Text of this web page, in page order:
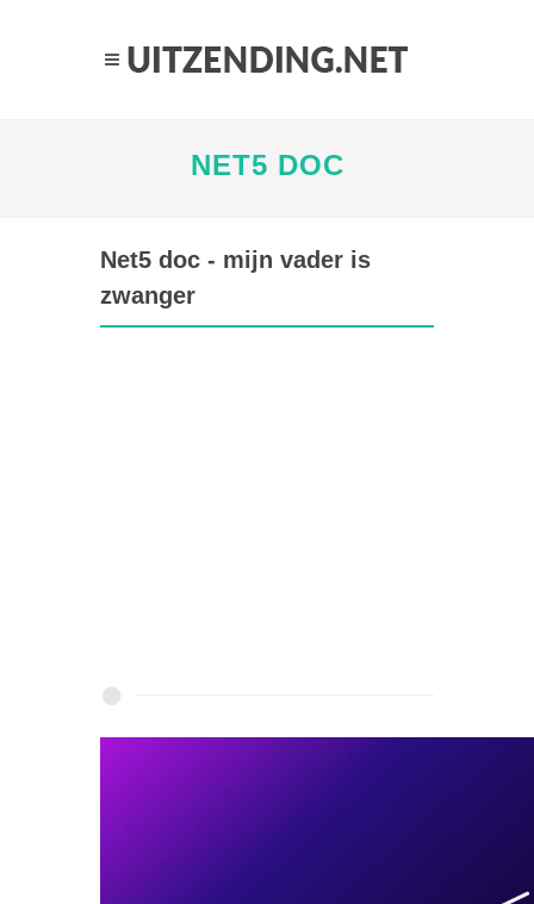
NET5 DOC
Net5 doc - mijn vader is
zwanger